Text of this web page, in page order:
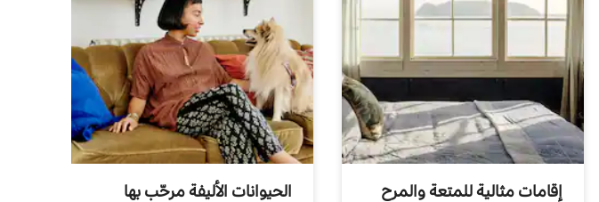
إقامات مثالية للمتعة والمرح الحيوانات الأليفة مرحّب بها